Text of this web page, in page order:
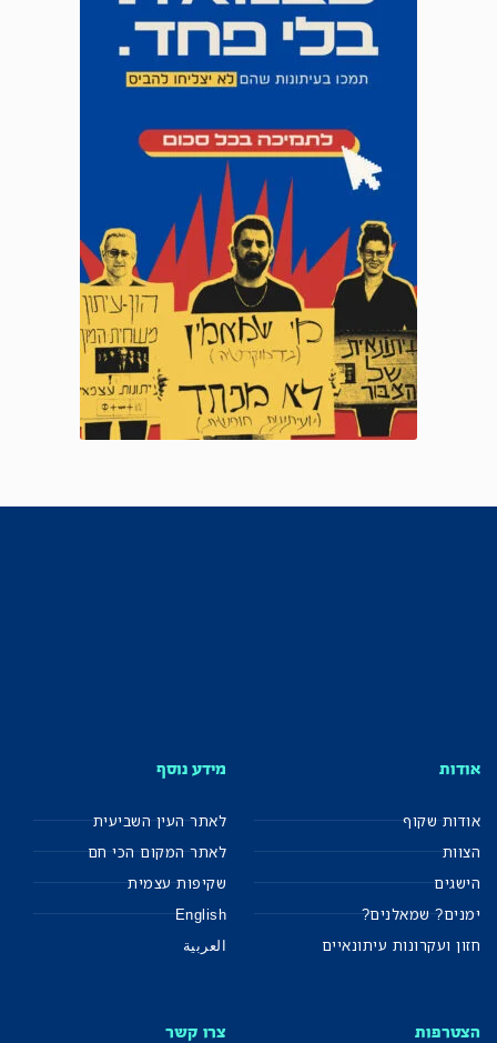
אודות
אודות שקוף
הצוות
הישגים
ימנים? שמאלנים?
חזון ועקרונות עיתונאיים
מידע נוסף
לאתר העין השביעית
לאתר המקום הכי חם
שקיפות עצמית
English
العربية
הצטרפות צרו קשר